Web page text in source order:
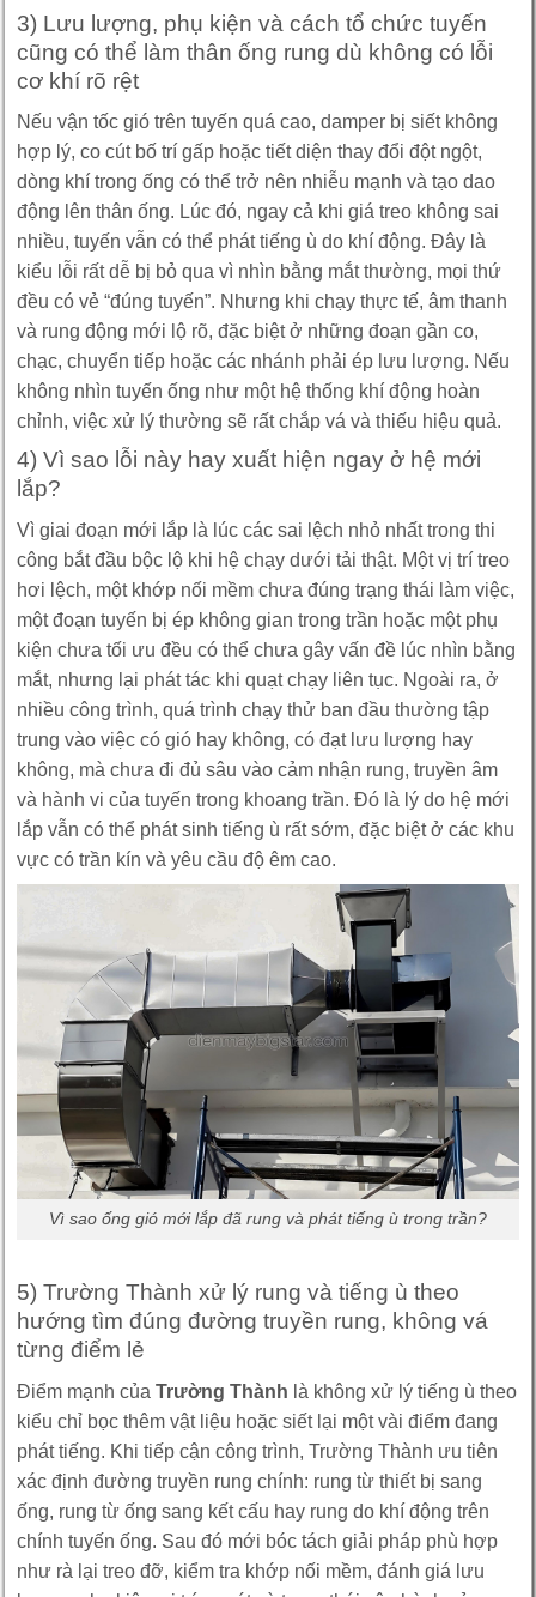
3) Lưu lượng, phụ kiện và cách tổ chức tuyến
cũng có thể làm thân ống rung dù không có lỗi
cơ khí rõ rệt
Nếu vận tốc gió trên tuyến quá cao, damper bị siết không
hợp lý, co cút bố trí gấp hoặc tiết diện thay đổi đột ngột,
dòng khí trong ống có thể trở nên nhiễu mạnh và tạo dao
động lên thân ống. Lúc đó, ngay cả khi giá treo không sai
nhiều, tuyến vẫn có thể phát tiếng ù do khí động. Đây là
kiểu lỗi rất dễ bị bỏ qua vì nhìn bằng mắt thường, mọi thứ
đều có vẻ “đúng tuyến”. Nhưng khi chạy thực tế, âm thanh
và rung động mới lộ rõ, đặc biệt ở những đoạn gần co,
chạc, chuyển tiếp hoặc các nhánh phải ép lưu lượng. Nếu
không nhìn tuyến ống như một hệ thống khí động hoàn
chỉnh, việc xử lý thường sẽ rất chắp vá và thiếu hiệu quả.
4) Vì sao lỗi này hay xuất hiện ngay ở hệ mới
lắp?
Vì giai đoạn mới lắp là lúc các sai lệch nhỏ nhất trong thi
công bắt đầu bộc lộ khi hệ chạy dưới tải thật. Một vị trí treo
hơi lệch, một khớp nối mềm chưa đúng trạng thái làm việc,
một đoạn tuyến bị ép không gian trong trần hoặc một phụ
kiện chưa tối ưu đều có thể chưa gây vấn đề lúc nhìn bằng
mắt, nhưng lại phát tác khi quạt chạy liên tục. Ngoài ra, ở
nhiều công trình, quá trình chạy thử ban đầu thường tập
trung vào việc có gió hay không, có đạt lưu lượng hay
không, mà chưa đi đủ sâu vào cảm nhận rung, truyền âm
và hành vi của tuyến trong khoang trần. Đó là lý do hệ mới
lắp vẫn có thể phát sinh tiếng ù rất sớm, đặc biệt ở các khu
vực có trần kín và yêu cầu độ êm cao.
Vì sao ống gió mới lắp đã rung và phát tiếng ù trong trần?
5) Trường Thành xử lý rung và tiếng ù theo
hướng tìm đúng đường truyền rung, không vá
từng điểm lẻ
Điểm mạnh của Trường Thành là không xử lý tiếng ù theo
kiểu chỉ bọc thêm vật liệu hoặc siết lại một vài điểm đang
phát tiếng. Khi tiếp cận công trình, Trường Thành ưu tiên
xác định đường truyền rung chính: rung từ thiết bị sang
ống, rung từ ống sang kết cấu hay rung do khí động trên
chính tuyến ống. Sau đó mới bóc tách giải pháp phù hợp
như rà lại treo đỡ, kiểm tra khớp nối mềm, đánh giá lưu